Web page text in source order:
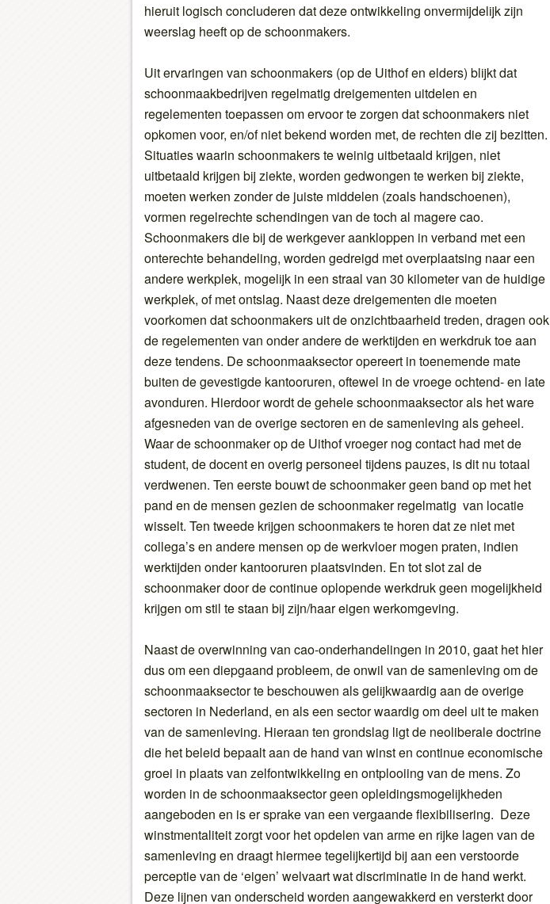
hieruit logisch concluderen dat deze ontwikkeling onvermijdelijk zijn
weerslag heeft op de schoonmakers.
Uit ervaringen van schoonmakers (op de Uithof en elders) blijkt dat
schoonmaakbedrijven regelmatig dreigementen uitdelen en
regelementen toepassen om ervoor te zorgen dat schoonmakers niet
opkomen voor, en/of niet bekend worden met, de rechten die zij bezitten.
Situaties waarin schoonmakers te weinig uitbetaald krijgen, niet
uitbetaald krijgen bij ziekte, worden gedwongen te werken bij ziekte,
moeten werken zonder de juiste middelen (zoals handschoenen),
vormen regelrechte schendingen van de toch al magere cao.
Schoonmakers die bij de werkgever aankloppen in verband met een
onterechte behandeling, worden gedreigd met overplaatsing naar een
andere werkplek, mogelijk in een straal van 30 kilometer van de huidige
werkplek, of met ontslag. Naast deze dreigementen die moeten
voorkomen dat schoonmakers uit de onzichtbaarheid treden, dragen ook
de regelementen van onder andere de werktijden en werkdruk toe aan
deze tendens. De schoonmaaksector opereert in toenemende mate
buiten de gevestigde kantooruren, oftewel in de vroege ochtend- en late
avonduren. Hierdoor wordt de gehele schoonmaaksector als het ware
afgesneden van de overige sectoren en de samenleving als geheel.
Waar de schoonmaker op de Uithof vroeger nog contact had met de
student, de docent en overig personeel tijdens pauzes, is dit nu totaal
verdwenen. Ten eerste bouwt de schoonmaker geen band op met het
pand en de mensen gezien de schoonmaker regelmatig van locatie
wisselt. Ten tweede krijgen schoonmakers te horen dat ze niet met
collega’s en andere mensen op de werkvloer mogen praten, indien
werktijden onder kantooruren plaatsvinden. En tot slot zal de
schoonmaker door de continue oplopende werkdruk geen mogelijkheid
krijgen om stil te staan bij zijn/haar eigen werkomgeving.
Naast de overwinning van cao-onderhandelingen in 2010, gaat het hier
dus om een diepgaand probleem, de onwil van de samenleving om de
schoonmaaksector te beschouwen als gelijkwaardig aan de overige
sectoren in Nederland, en als een sector waardig om deel uit te maken
van de samenleving. Hieraan ten grondslag ligt de neoliberale doctrine
die het beleid bepaalt aan de hand van winst en continue economische
groei in plaats van zelfontwikkeling en ontplooiing van de mens. Zo
worden in de schoonmaaksector geen opleidingsmogelijkheden
aangeboden en is er sprake van een vergaande flexibilisering. Deze
winstmentaliteit zorgt voor het opdelen van arme en rijke lagen van de
samenleving en draagt hiermee tegelijkertijd bij aan een verstoorde
perceptie van de ‘eigen’ welvaart wat discriminatie in de hand werkt.
Deze lijnen van onderscheid worden aangewakkerd en versterkt door